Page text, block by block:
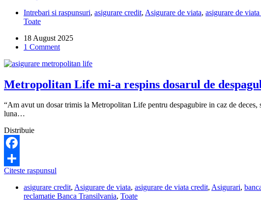
asigurări
respins
cererea
despăgubire
creditul
soțului.
pot
Intrebari si raspunsuri, asigurare credit, Asigurare de viata, asigurare de
Toate
18 August 2025
1 Comment
Metropolitan Life mi-a respins dosarul de
“Am avut un dosar trimis la Metropolitan Life pentru despagubire in caz de
luna…
Distribuie
Facebook
Share
Citeste raspunsul
mi-
a
asigurare credit, Asigurare de viata, asigurare de viata credit, Asigurari,
reclamatie Banca Transilvania, Toate